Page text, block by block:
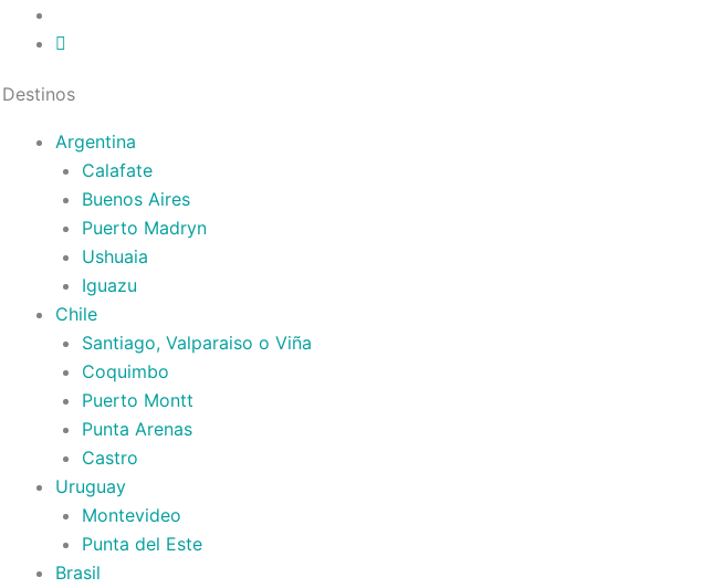
Destinos
Argentina
Calafate
Buenos Aires
Puerto Madryn
Ushuaia
Iguazu
Chile
Santiago, Valparaiso o Viña
Coquimbo
Puerto Montt
Punta Arenas
Castro
Uruguay
Montevideo
Punta del Este
Brasil